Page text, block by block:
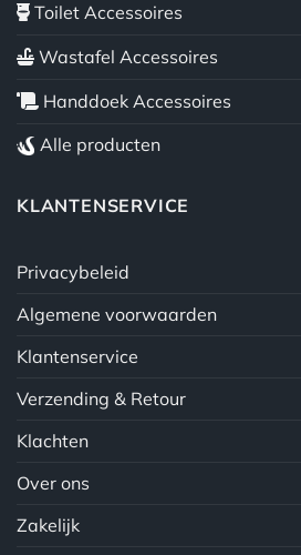
Toilet Accessoires
Wastafel Accessoires
Handdoek Accessoires
Alle producten
KLANTENSERVICE
Privacybeleid
Algemene voorwaarden
Klantenservice
Verzending & Retour
Klachten
Over ons
Zakelijk